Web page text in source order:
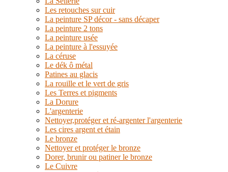
Les retouches sur cuir
La peinture SP décor - sans décaper
La peinture 2 tons
La peinture usée
La peinture à l'essuyée
La céruse
Le dék ô métal
Patines au glacis
La rouille et le vert de gris
Les Terres et pigments
La Dorure
L'argenterie
Nettoyer,protéger et ré-argenter l'argenterie
Les cires argent et étain
Le bronze
Nettoyer et protéger le bronze
Dorer, brunir ou patiner le bronze
Le Cuivre